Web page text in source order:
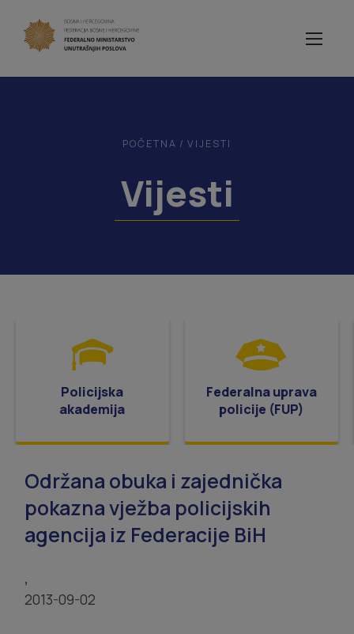
POČETNA / VIJESTI
Vijesti
Policijska
akademija
Federalna uprava
policije (FUP)
Održana obuka i zajednička
pokazna vježba policijskih
agencija iz Federacije BiH
,
2013-09-02